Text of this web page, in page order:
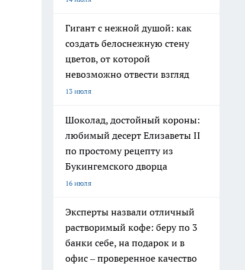
Гигант с нежной душой: как
создать белоснежную стену
цветов, от которой
невозможно отвести взгляд
13 июля
Шоколад, достойный короны:
любимый десерт Елизаветы II
по простому рецепту из
Букингемского дворца
16 июля
Эксперты назвали отличный
растворимый кофе: беру по 3
банки себе, на подарок и в
офис – проверенное качество